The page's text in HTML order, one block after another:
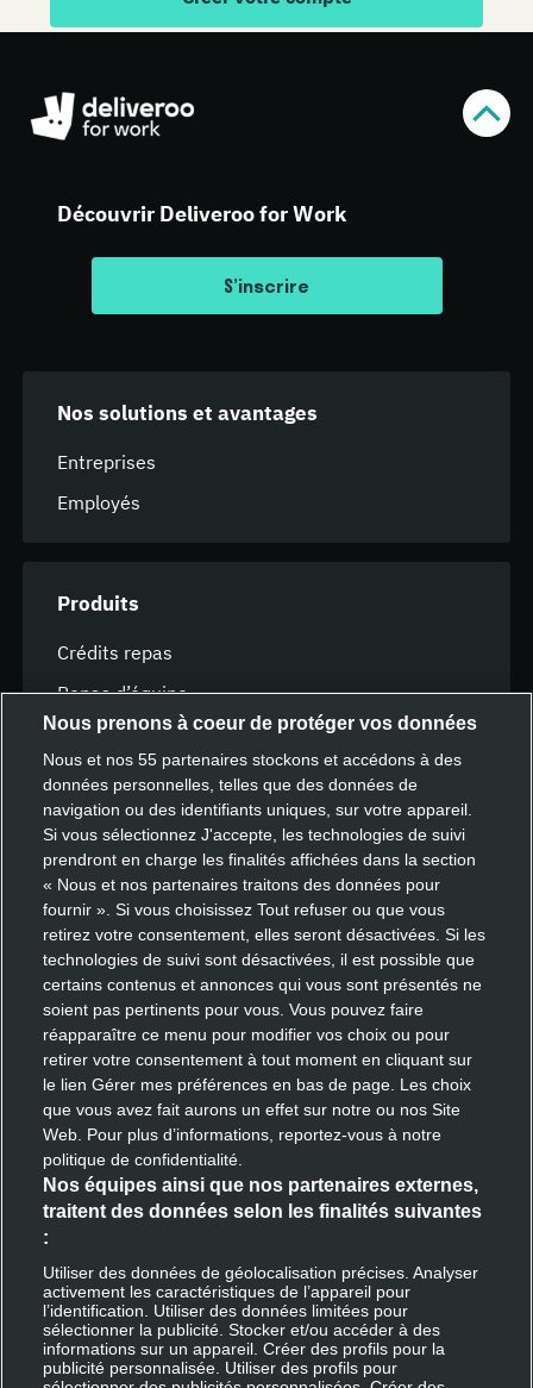
Découvrir Deliveroo for Work
S’inscrire
Nos solutions et avantages
Entreprises
Employés
Produits
Crédits repas
Repas d’équipe
Cartes cadeaux Deliveroo
Ressources
Espace d’apprentissage
FAQ
Échangez avec nous
Contactez notre équipe
Découvrir Deliveroo
Inscription restaurant
Devenir livreur partenaire
Rejoindre Deliveroo
Nous prenons à coeur de protéger vos données
Nous et nos55 partenaires stockons et accédons à des
données personnelles, telles que des données de
navigation ou des identifiants uniques, sur votre appareil.
Si vous sélectionnez J'accepte, les technologies de suivi
prendront en charge les finalités affichées dans la section
« Nous et nos partenaires traitons des données pour
fournir ». Si vous choisissez Tout refuser ou que vous
retirez votre consentement, elles seront désactivées. Si les
technologies de suivi sont désactivées, il est possible que
certains contenus et annonces qui vous sont présentés ne
soient pas pertinents pour vous. Vous pouvez faire
réapparaître ce menu pour modifier vos choix ou pour
retirer votre consentement à tout moment en cliquant sur
le lien Gérer mes préférences en bas de page. Les choix
que vous avez fait aurons un effet sur notre ou nos Site
Web. Pour plus d’informations, reportez-vous à notre
politique de confidentialité.
Nos équipes ainsi que nos partenaires externes,
traitent des données selon les finalités suivantes
:
Utiliser des données de géolocalisation précises. Analyser
activement les caractéristiques de l’appareil pour
l’identification. Utiliser des données limitées pour
sélectionner la publicité. Stocker et/ou accéder à des
informations sur un appareil. Créer des profils pour la
publicité personnalisée. Utiliser des profils pour